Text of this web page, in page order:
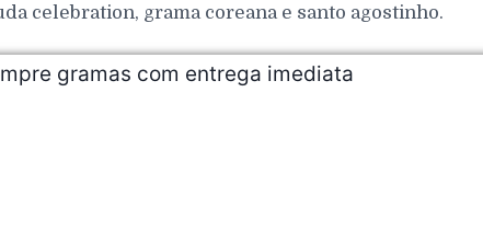
celebration, grama coreana e santo agostinho.